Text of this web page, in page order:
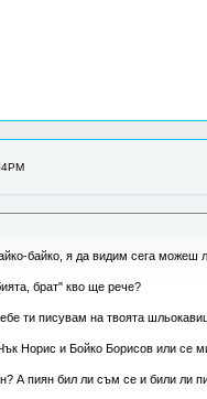
байко, я да видим сега можеш
брат" кво ще рече?
ти писувам на твоята
Норис и Бойко Борисов или се
А пиян бил ли съм се и били ли